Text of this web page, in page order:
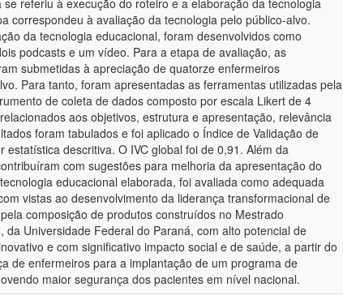
referiu à execução do roteiro e a elaboração da tecnologia
correspondeu à avaliação da tecnologia pelo público-alvo.
da tecnologia educacional, foram desenvolvidos como
podcasts e um vídeo. Para a etapa de avaliação, as
submetidas à apreciação de quatorze enfermeiros
Para tanto, foram apresentadas as ferramentas utilizadas pela
de coleta de dados composto por escala Likert de 4
aos objetivos, estrutura e apresentação, relevância
foram tabulados e foi aplicado o Índice de Validação de
estatística descritiva. O IVC global foi de 0,91. Além da
com sugestões para melhoria da apresentação do
educacional elaborada, foi avaliada como adequada
vistas ao desenvolvimento da liderança transformacional de
composição de produtos construídos no Mestrado
da Universidade Federal do Paraná, com alto potencial de
e com significativo impacto social e de saúde, a partir do
de enfermeiros para a implantação de um programa de
maior segurança dos pacientes em nível nacional.